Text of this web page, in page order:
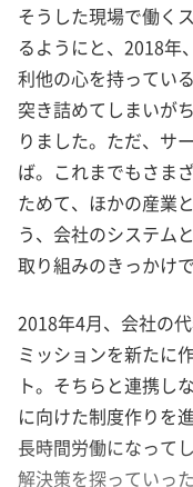
そうした現場で働く
るようにと、2018年
利他の心を持ってい
突き詰めてしまいが
りました。ただ、サ
ば。これまでもさま
ためて、ほかの産業
う、会社のシステム
取り組みのきっかけ
2018年4月、会社の
ミッションを新たに
ト。そちらと連携し
に向けた制度作りを
長時間労働になって
解決策を探っていっ